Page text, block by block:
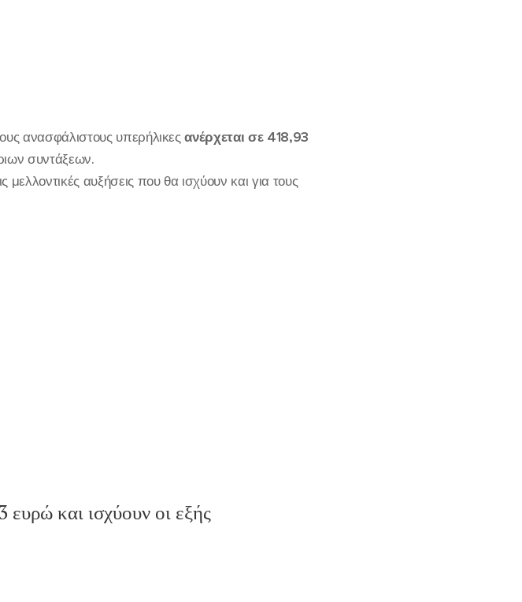
ανασφάλιστους υπερήλικεςανέρχεται σε 418,93
συντάξεων.
αυξήσεις που θα ισχύουν και για τους
και ισχύουν οι εξής